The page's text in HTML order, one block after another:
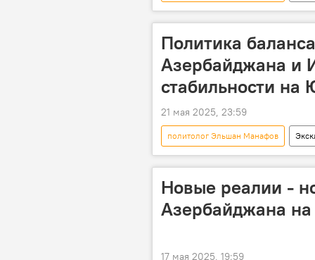
Иран
Израиль
Политика
Азербайджана и
стабильности
21 мая 2025, 23:59
политолог Эльшан Манафов
Иран
Израиль
Новые реалии -
Азербайджана
17 мая 2025, 19:59